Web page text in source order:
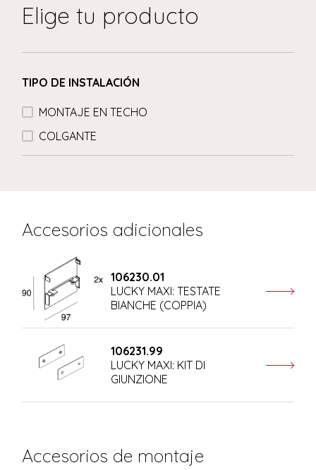
Elige tu producto
TIPO DE INSTALACIÓN
MONTAJE EN TECHO
COLGANTE
Accesorios adicionales
106230.01
LUCKY MAXI: TESTATE
BIANCHE (COPPIA)
106231.99
LUCKY MAXI: KIT DI
GIUNZIONE
Accesorios de montaje